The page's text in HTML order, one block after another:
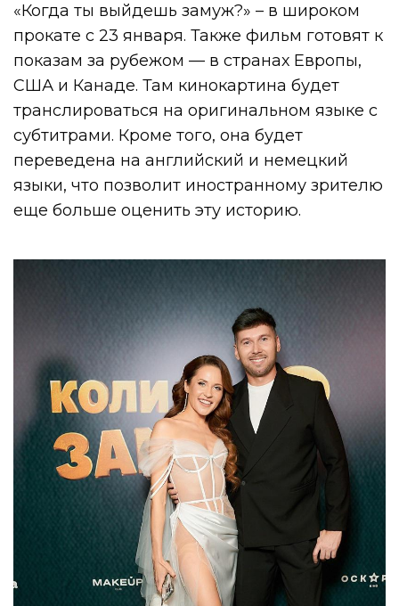
«Когда ты выйдешь замуж?» – в широком
прокате с 23 января. Также фильм готовят к
показам за рубежом — в странах Европы,
США и Канаде. Там кинокартина будет
транслироваться на оригинальном языке с
субтитрами. Кроме того, она будет
переведена на английский и немецкий
языки, что позволит иностранному зрителю
еще больше оценить эту историю.